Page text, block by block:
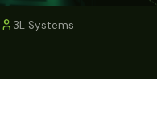
3L Systems